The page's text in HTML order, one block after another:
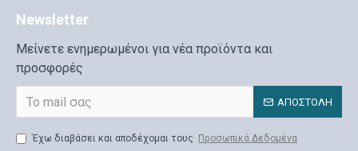
Newsletter
Μείνετε ενημερωμένοι για νέα προϊόντα και
προσφορές
ΑΠΟΣΤΟΛΉ
Έχω διαβάσει και αποδέχομαι τους Προσωπικά Δεδομένα